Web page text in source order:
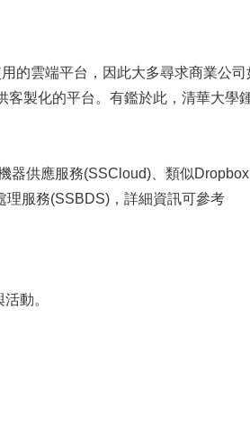
的雲端平台， 因此大多尋求商業公司
客製化的平台。有鑑於此， 清華大學
器供應服務(SSCloud)、 類似
服務(SSBDS)， 詳細資訊可參考
動。